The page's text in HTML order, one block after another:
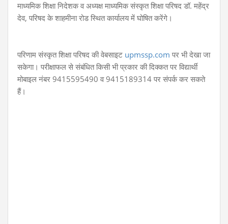
माध्यमिक शिक्षा निदेशक व अध्यक्ष माध्यमिक संस्कृत शिक्षा परिषद डॉ. महेंद्र
देव, परिषद के शाहमीना रोड स्थित कार्यालय में घोषित करेंगे।
परिणाम संस्कृत शिक्षा परिषद की वेबसाइट upmssp.com पर भी देखा जा
सकेगा। परीक्षाफल से संबंधित किसी भी प्रकार की दिक्कत पर विद्यार्थी
मोबाइल नंबर 9415595490 व 9415189314 पर संपर्क कर सकते
हैं।